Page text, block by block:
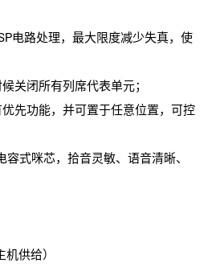
电路处理，最大限度减少失真，使
关闭所有列席代表单元；
先功能，并可置于任意位置，可控
式咪芯，拾音灵敏、语音清晰、
供给）